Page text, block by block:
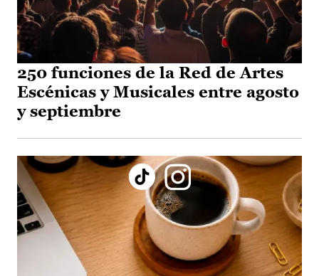
250 funciones de la Red de Artes
Escénicas y Musicales entre agosto
y septiembre